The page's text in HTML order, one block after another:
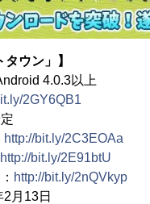
ウン」】
4.0.3以上
2GY6QB1
http://bit.ly/2C3EOAa
http://bit.ly/2E91btU
http://bit.ly/2nQVkyp
月13日